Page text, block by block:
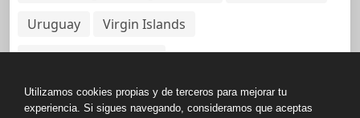
Uruguay
Virgin Islands
Virgin Islands, British
Utilizamos cookies propias y de terceros para mejorar tu
experiencia. Si sigues navegando, consideramos que aceptas